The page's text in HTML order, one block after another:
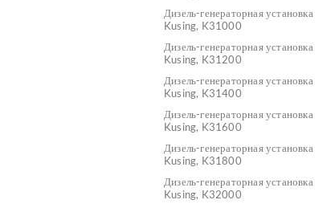
Дизель-генераторная установка
Kusing, K31000
Дизель-генераторная установка
Kusing, K31200
Дизель-генераторная установка
Kusing, K31400
Дизель-генераторная установка
Kusing, K31600
Дизель-генераторная установка
Kusing, K31800
Дизель-генераторная установка
Kusing, K32000